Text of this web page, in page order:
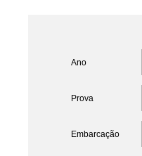
Ano
Prova
Embarcação